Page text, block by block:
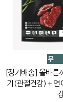
[정기배송] 올바른
기(관절건강) + 연